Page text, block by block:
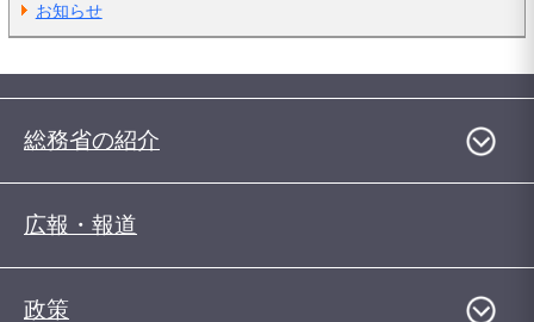
お知らせ
総務省の紹介
広報・報道
政策